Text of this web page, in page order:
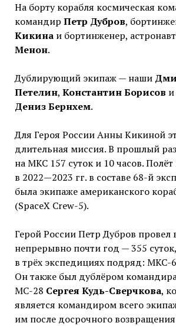
На борту корабля космическая
командир Петр Дубров,
Кикинаи бортинженер,
Менон.
Дублирующий экипаж — наши
Петелин, Константин Борисов
Дениз Бернхем.
Для Героя России Анны Кикиной
длительная миссия. В прошлый
на МКС 157 суток и 10 часов.
в 2022—2023 гг. в составе 68-й
была экипаже американского
(SpaceX Crew-5).
Герой России Петр Дубров провел
непрерывно почти год — 355
в трёх экспедициях подряд: МКС-
Он также был дублёром
МС-28 Сергея Кудь-Сверчкова,
является командиром всего
им после досрочного